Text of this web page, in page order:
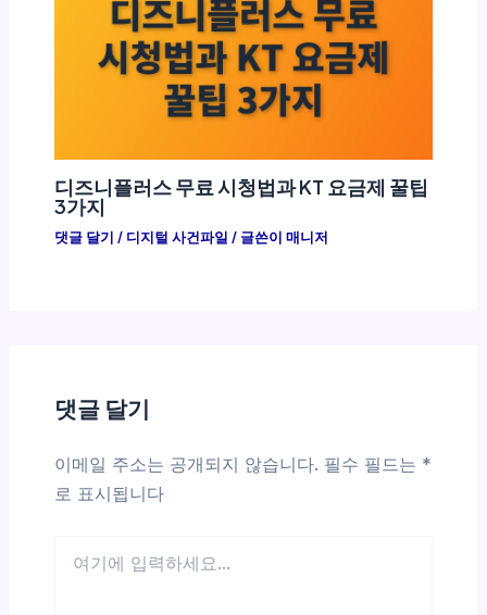
디즈니플러스 무료 시청법과 KT 요금제 꿀팁
3가지
댓글 달기 / 디지털 사건파일 / 글쓴이 매니저
댓글 달기
이메일 주소는 공개되지 않습니다. 필수 필드는 *
로 표시됩니다